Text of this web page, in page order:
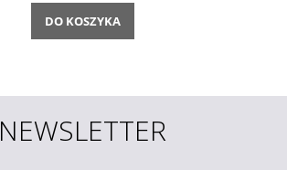
DO KOSZYKA
NEWSLETTER